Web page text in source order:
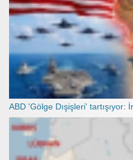
ABD 'Gölge Dışişleri' tartışıyor: